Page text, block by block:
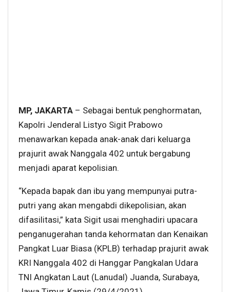
MP, JAKARTA – Sebagai bentuk penghormatan,
Kapolri Jenderal Listyo Sigit Prabowo
menawarkan kepada anak-anak dari keluarga
prajurit awak Nanggala 402 untuk bergabung
menjadi aparat kepolisian.
“Kepada bapak dan ibu yang mempunyai putra-
putri yang akan mengabdi dikepolisian, akan
difasilitasi,” kata Sigit usai menghadiri upacara
penganugerahan tanda kehormatan dan Kenaikan
Pangkat Luar Biasa (KPLB) terhadap prajurit awak
KRI Nanggala 402 di Hanggar Pangkalan Udara
TNI Angkatan Laut (Lanudal) Juanda, Surabaya,